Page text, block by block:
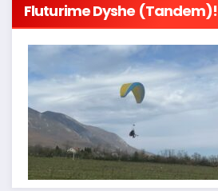
Fluturime Dyshe (tandem)!